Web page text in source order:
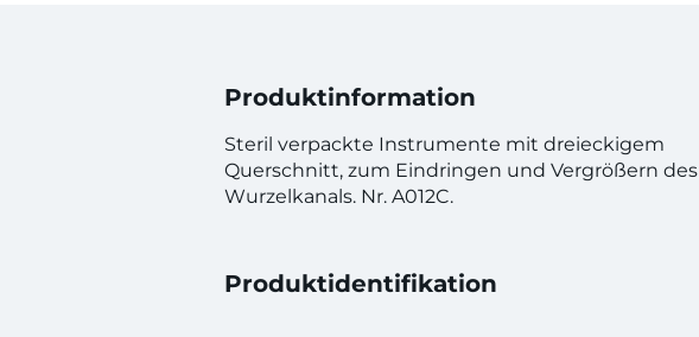
Produktinformation
Steril verpackte Instrumente mit dreieckigem
Querschnitt, zum Eindringen und Vergrößern des
Wurzelkanals. Nr. A012C.
Produktidentifikation